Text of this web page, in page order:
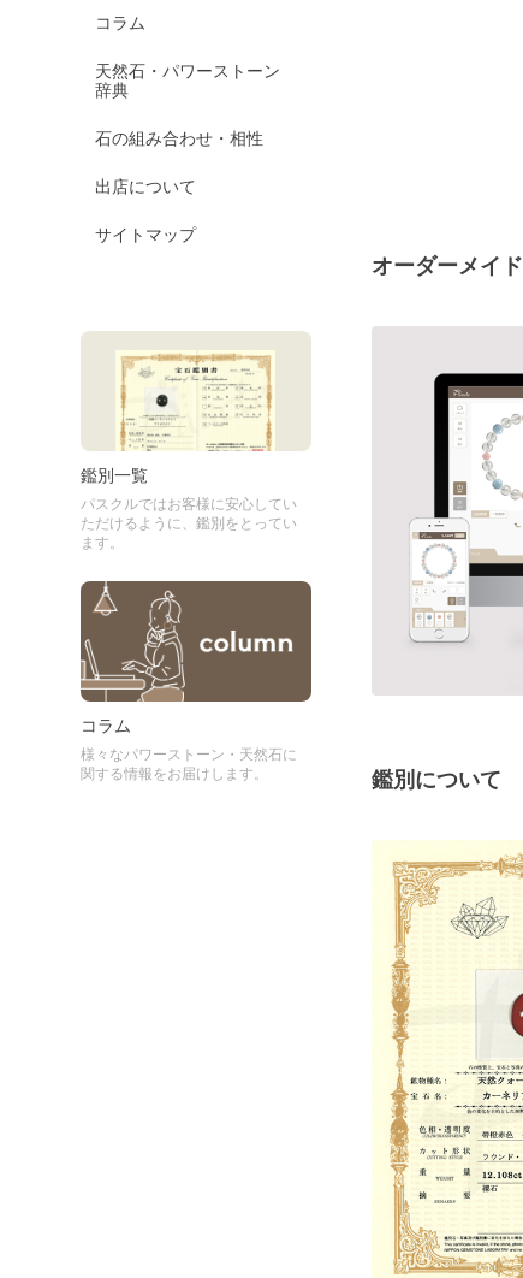
コラム
天然石・パワーストーン
辞典
石の組み合わせ・相性
出店について
サイトマップ
鑑別一覧
パスクルではお客様に安心してい
ただけるように、鑑別をとってい
ます。
コラム
様々なパワーストーン・天然石に
関する情報をお届けします。
オーダーメイド
鑑別について